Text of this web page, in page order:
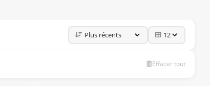
Effacer tout